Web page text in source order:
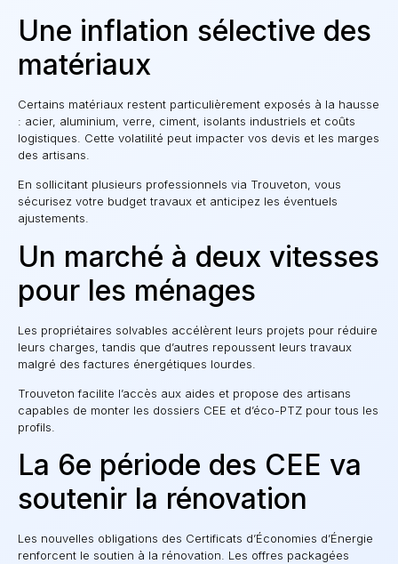
Une inflation sélective des
matériaux
Certains matériaux restent particulièrement exposés à la hausse
: acier, aluminium, verre, ciment, isolants industriels et coûts
logistiques. Cette volatilité peut impacter vos devis et les marges
des artisans.
En sollicitant plusieurs professionnels via Trouveton, vous
sécurisez votre budget travaux et anticipez les éventuels
ajustements.
Un marché à deux vitesses
pour les ménages
Les propriétaires solvables accélèrent leurs projets pour réduire
leurs charges, tandis que d’autres repoussent leurs travaux
malgré des factures énergétiques lourdes.
Trouveton facilite l’accès aux aides et propose des artisans
capables de monter les dossiers CEE et d’éco-PTZ pour tous les
profils.
La 6e période des CEE va
soutenir la rénovation
Les nouvelles obligations des Certificats d’Économies d’Énergie
renforcent le soutien à la rénovation. Les offres packagées